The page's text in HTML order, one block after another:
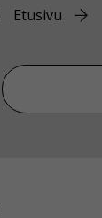
Etusivu
Hae sivustolta